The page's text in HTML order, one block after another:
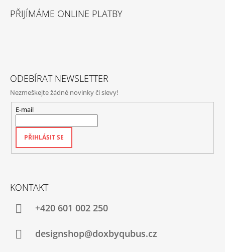
PŘIJÍMÁME ONLINE PLATBY
ODEBÍRAT NEWSLETTER
Nezmeškejte žádné novinky či slevy!
E-mail
PŘIHLÁSIT SE
KONTAKT
+420‭ 601 002 250
designshop@doxbyqubus.cz